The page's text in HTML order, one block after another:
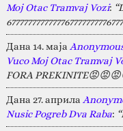
Moj Otac Tramvaj Vozi:
Дана 14. маја
Vuco Moj Otac Tramvaj
FORA
Дана 27. априла
Nusic Pogreb Dva Raba: